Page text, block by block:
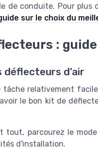
de conduite. Pour plus
sur le choix du
:
déflecteurs d'air
relativement
le bon kit de
tout, parcourez le
d'installation.